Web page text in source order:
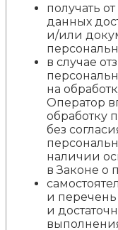
получать
данных
и/или
в случае
на
Оператор
обработку
без
наличии
в Законе о
и
и